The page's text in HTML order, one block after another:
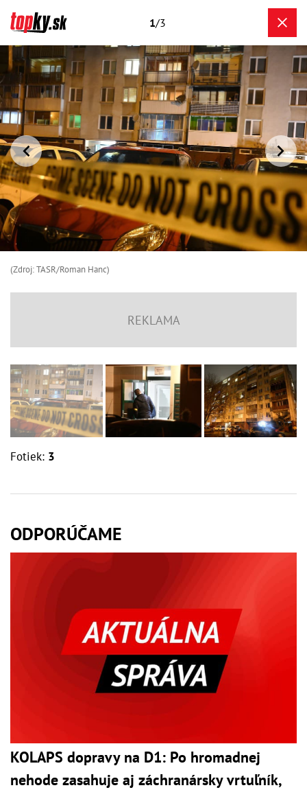
1/3
(Zdroj: TASR/Roman Hanc)
Fotiek: 3
ODPORÚČAME
KOLAPS dopravy na D1: Po hromadnej
nehode zasahuje aj záchranársky vrtuľník,